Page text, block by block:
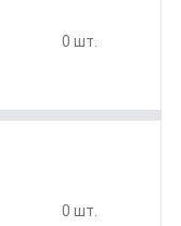
0 шт.
0 шт.